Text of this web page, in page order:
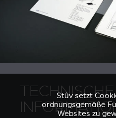
TECHNISCHE
Stûv setzt
ordnungsgemäße
Websites zu